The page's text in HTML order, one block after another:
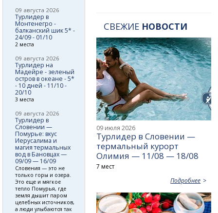
СВЕЖИЕ НОВОСТИ
09 июля 2026
Турлидер в Словении —
термальный курорт
Олимия — 11/08 — 18/08
7 мест
Подробнее
09 августа 2026
Турлидер в
Монтенегро -
балканский шик 5* -
24/09 - 01/10
2 места
09 августа 2026
Турлидер на
Мадейре - зеленый
остров в океане - 5*
- 10 дней - 11/10 -
20/10
3 места
09 августа 2026
Турлидер в
Словении —
Помурье: вкус
Иерусалима и
магия термальных
вод в Бановцах —
09/09 — 16/09
Словения — это не
только горы и озера.
Это еще и мягкое
тепло Помурья, где
земля дышит паром
целебных источников,
а люди улыбаются так